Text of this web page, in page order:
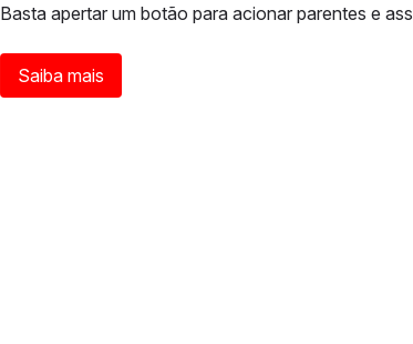
Basta apertar um botão para acionar parentes e
Saiba mais